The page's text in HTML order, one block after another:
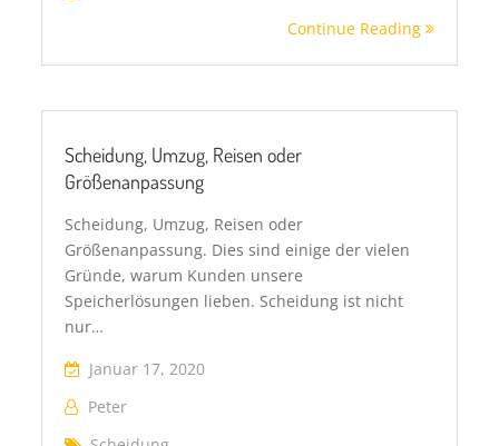
Continue Reading
Scheidung, Umzug, Reisen oder
Größenanpassung
Scheidung, Umzug, Reisen oder
Größenanpassung. Dies sind einige der vielen
Gründe, warum Kunden unsere
Speicherlösungen lieben. Scheidung ist nicht
nur…
Januar 17, 2020
Peter